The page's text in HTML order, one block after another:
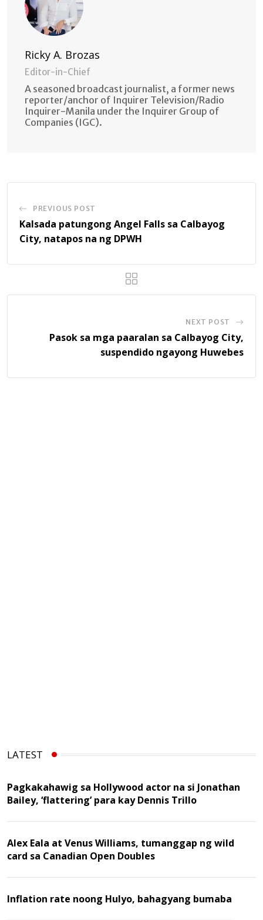
Ricky A. Brozas
Editor-in-Chief
A seasoned broadcast journalist, a former news
reporter/anchor of Inquirer Television/Radio
Inquirer-Manila under the Inquirer Group of
Companies (IGC).
PREVIOUS POST
Kalsada patungong Angel Falls sa Calbayog
City, natapos na ng DPWH
NEXT POST
Pasok sa mga paaralan sa Calbayog City,
suspendido ngayong Huwebes
LATEST
Pagkakahawig sa Hollywood actor na si Jonathan
Bailey, ‘flattering’ para kay Dennis Trillo
Alex Eala at Venus Williams, tumanggap ng wild
card sa Canadian Open Doubles
Inflation rate noong Hulyo, bahagyang bumaba